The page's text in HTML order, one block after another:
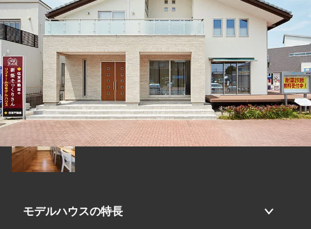
モデルハウスの特長